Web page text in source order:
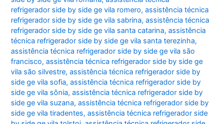
refrigerador side by side ge vila romero,assistência técnica
refrigerador side by side ge vila sabrina,assistência técnica
refrigerador side by side ge vila santa catarina,assistência
técnica refrigerador side by side ge vila santa terezinha,
assistência técnica refrigerador side by side ge vila são
francisco,assistência técnica refrigerador side by side ge
vila são silvestre,assistência técnica refrigerador side by
side ge vila sofia,assistência técnica refrigerador side by
side ge vila sônia,assistência técnica refrigerador side by
side ge vila suzana,assistência técnica refrigerador side by
side ge vila tiradentes,assistência técnica refrigerador side